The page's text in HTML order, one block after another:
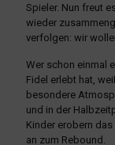
Spieler. Nun freut
wieder
verfolgen: wir
Wer schon einmal
Fidel erlebt hat,
besondere
und in der
Kinder erobern
an zum Rebound.